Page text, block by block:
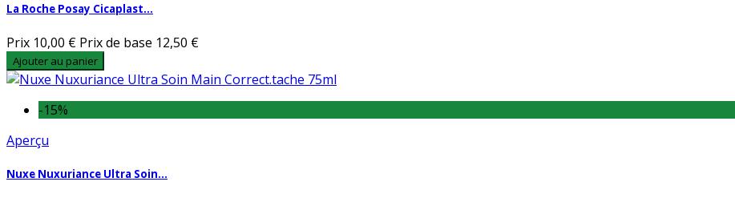
La Roche Posay Cicaplast...
Prix 10,00 € Prix de base 12,50 €
Ajouter au panier
-15%
Aperçu
Nuxe Nuxuriance Ultra Soin...